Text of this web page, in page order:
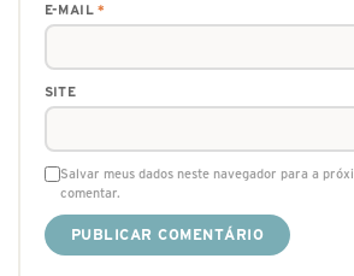
E-MAIL*
SITE
Salvar meus dados neste navegador para a
comentar.